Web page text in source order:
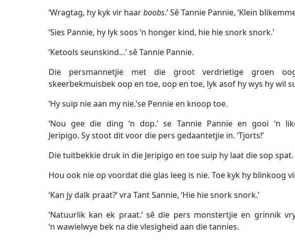
‘Wragtag, hy kyk vir haarboobs.’ Sê Tannie Pannie, ‘Klein
‘Sies Pannie, hy lyk soos ‘n honger kind, hie hie snork snork.’
‘Ketools seunskind…’ sê Tannie Pannie.
Die persmannetjie met die groot verdrietige groen
skeerbekmuisbek oop en toe, oop en toe, lyk asof hy wys hy wil
‘Hy suip nie aan my nie.’se Pennie en knoop toe.
‘Nou gee die ding ‘n dop.’ se Tannie Pannie en gooi ‘n
Jeripigo. Sy stoot dit voor die pers gedaantetjie in. ‘Tjorts!’
Die tuitbekkie druk in die Jeripigo en toe suip hy laat die sop spat.
Hou ook nie op voordat die glas leeg is nie. Toe kyk hy blinkoog
‘Kan jy dalk praat?’ vra Tant Sannie, ‘Hie hie snork snork.’
‘Natuurlik kan ek praat.’ sê die pers monstertjie en grinnik
‘n wawielwye bek na die vlesigheid aan die tannies.